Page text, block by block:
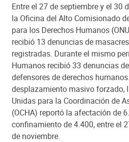
Entre el 27 de septiembre y el 30
la Oficina del Alto Comisionado
para los Derechos Humanos
recibió 13 denuncias de
registradas. Durante el mismo
Humanos recibió 33 denuncias
defensores de derechos
desplazamiento masivo forzado,
Unidas para la Coordinación de
(OCHA) reportó la afectación de
confinamiento de 4.400, entre el
de noviembre.